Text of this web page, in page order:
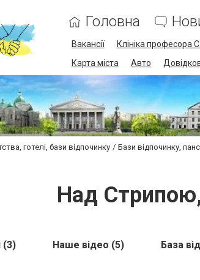
Головна
Вакансії Клініка професора
Карта міста
Авто
готелі, бази відпочинку Бази відпочинку,
Над
(3) Наше відео (5) База